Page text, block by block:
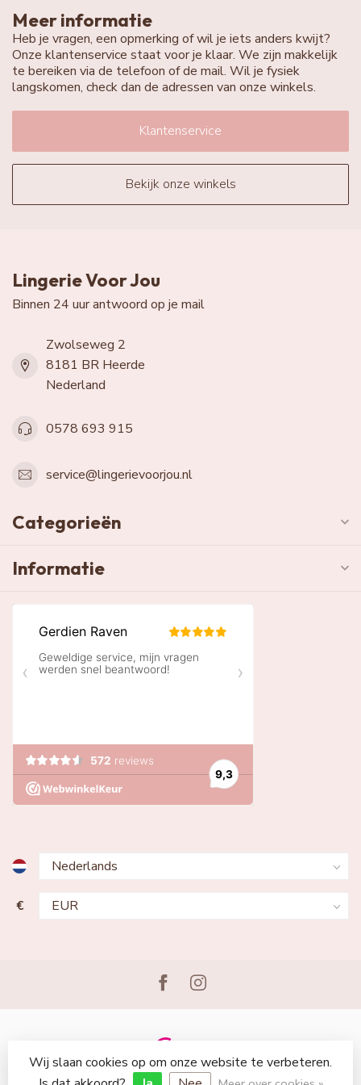
Meer informatie
Heb je vragen, een opmerking of wil je iets anders kwijt?
Onze klantenservice staat voor je klaar. We zijn makkelijk
te bereiken via de telefoon of de mail. Wil je fysiek
langskomen, check dan de adressen van onze winkels.
Klantenservice
Bekijk onze winkels
Lingerie Voor Jou
Binnen 24 uur antwoord op je mail
Zwolseweg 2
8181 BR Heerde
Nederland
0578 693 915
service@lingerievoorjou.nl
Categorieën
Informatie
€
Wij slaan cookies op om onze website te verbeteren.